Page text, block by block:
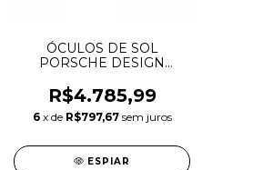
ÓCULOS DE SOL
PORSCHE DESIGN
R$4.785,99
6 x de R$797,67 sem juros
ESPIAR